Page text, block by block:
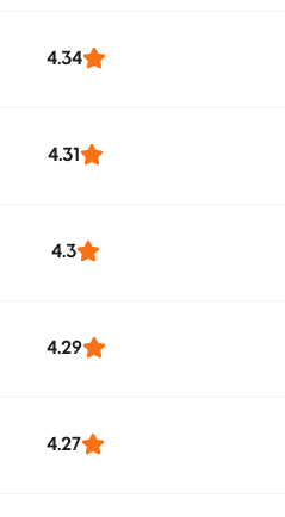
4.34
4.31
4.3
4.29
4.27